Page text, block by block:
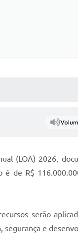
(LOA) 2026,
é de R$
serão
segurança e